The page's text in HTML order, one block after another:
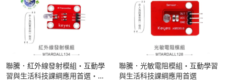
聯騰．紅外線發射模組・互動學
習與生活科技課綱應用首選・環
聯騰．光敏電阻模組・互動學習
與生活科技課綱應用首選